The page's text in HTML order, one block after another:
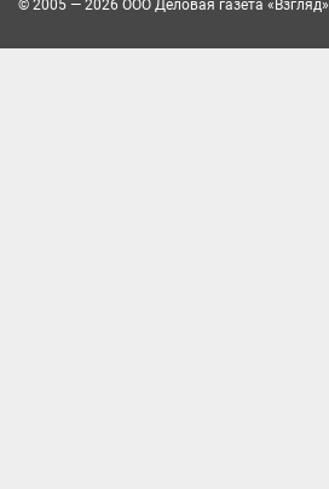
© 2005 — 2026 ООО Деловая газета «Взгляд»